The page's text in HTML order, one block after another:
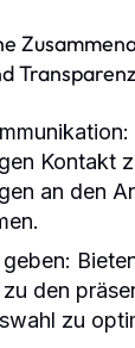
Kontakt
an den
den
zu